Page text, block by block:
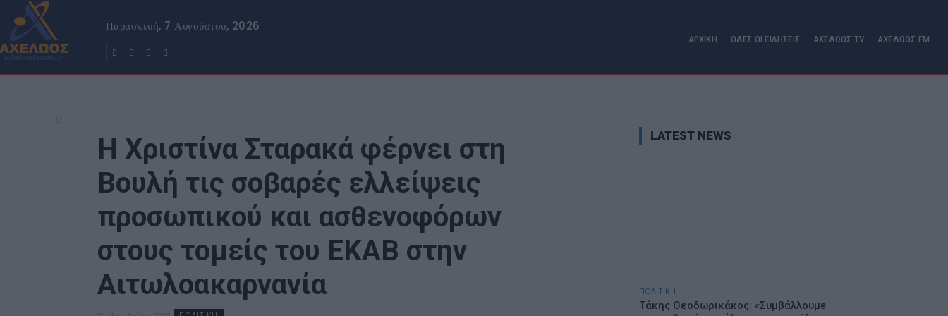
Παρασκευή, 7 Αυγούστου, 2026
ΑΡΧΙΚΗ ΟΛΕΣ ΟΙ ΕΙΔΗΣΕΙΣ ΑΧΕΛΩΟΣ TV ΑΧΕΛΩΟΣ FM
Η Χριστίνα Σταρακά φέρνει στη
Βουλή τις σοβαρές ελλείψεις
προσωπικού και ασθενοφόρων
στους τομείς του ΕΚΑΒ στην
Αιτωλοακαρνανία
LATEST NEWS
ΠΟΛΙΤΙΚΗ
Τάκης Θεοδωρικάκος: «Συμβάλλουμε